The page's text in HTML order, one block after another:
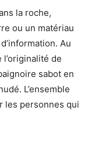
la roche,
ou un matériau
Au
de
sabot en
L’ensemble
les personnes qui